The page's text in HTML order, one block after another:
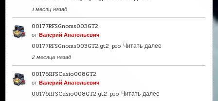
1 месяц назад
00177RFSGnoms003GT2
отВалерий Анатольевич
00177RFSGnoms003GT2.gt2_pro Читать далее
2 месяца назад
00176RFSCasio008GT2
отВалерий Анатольевич
00176RFSCasio008GT2.gt2_pro Читать далее